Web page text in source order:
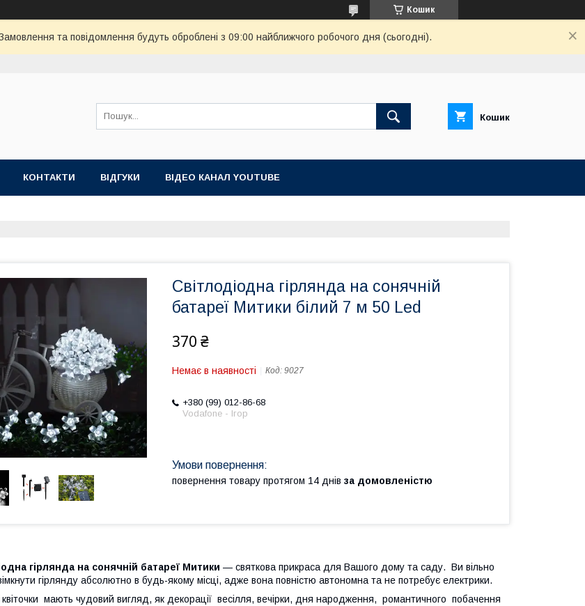
Кошик
та повідомлення будуть оброблені з 09:00 найближчого робочого дня (сьогодні).
Кошик
КОНТАКТИ ВІДГУКИ ВІДЕО КАНАЛ YOUTUBE
Світлодіодна гірлянда на сонячній
батареї Митики білий 7 м 50 Led
370 ₴
Немає в наявності Код: 9027
+380 (99) 012-86-68
Vodafone - Ігор
повернення товару протягом 14 днів за домовленістю
гірлянда на сонячній батареї Митики — святкова прикраса для Вашого дому та саду. Ви вільно
гірлянду абсолютно в будь-якому місці, адже вона повністю автономна та не потребує електрики.
квіточки мають чудовий вигляд, як декорації весілля, вечірки, дня народження, романтичного побачення